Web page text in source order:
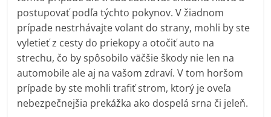
postupovať podľa týchto pokynov. V žiadnom
prípade nestrhávajte volant do strany, mohli by ste
vyletieť z cesty do priekopy a otočiť auto na
strechu, čo by spôsobilo väčšie škody nie len na
automobile ale aj na vašom zdraví. V tom horšom
prípade by ste mohli trafiť strom, ktorý je oveľa
nebezpečnejšia prekážka ako dospelá srna či jeleň.